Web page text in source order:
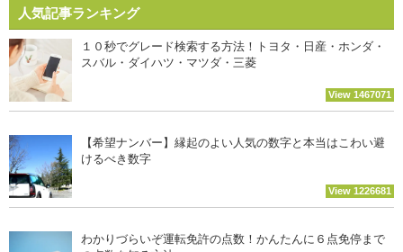
人気記事ランキング
１０秒でグレード検索する方法！トヨタ・日産・ホンダ・
スバル・ダイハツ・マツダ・三菱
View 1467071
【希望ナンバー】縁起のよい人気の数字と本当はこわい避
けるべき数字
View 1226681
わかりづらいぞ運転免許の点数！かんたんに６点免停まで